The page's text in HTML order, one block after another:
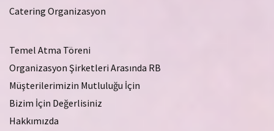
Catering Organizasyon
Temel Atma Töreni
Organizasyon Şirketleri Arasında RB
Müşterilerimizin Mutluluğu İçin
Bizim İçin Değerlisiniz
Hakkımızda